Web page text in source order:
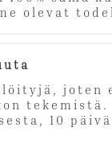
olevat
joten
10